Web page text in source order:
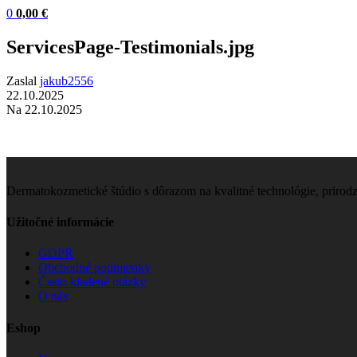
0 0,00 €
ServicesPage-Testimonials.jpg
Zaslal jakub2556
22.10.2025
Na 22.10.2025
Dermatokozmetické štúdio s dôrazom na kvalitné technológie,
Užitočné informácie
GDPR
Obchodné podmienky
Často kladené otázky
O nás
Eshop